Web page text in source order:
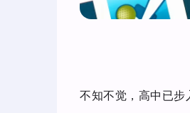
不知不觉，高中已步